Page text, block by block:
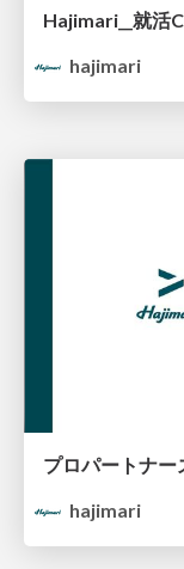
Hajimari__就活
hajimari
プロパートナ
hajimari